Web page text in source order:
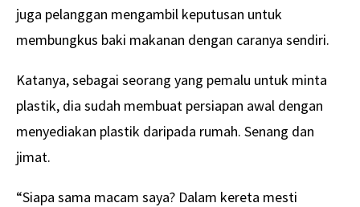
juga pelanggan mengambil keputusan untuk
membungkus baki makanan dengan caranya sendiri.
Katanya, sebagai seorang yang pemalu untuk minta
plastik, dia sudah membuat persiapan awal dengan
menyediakan plastik daripada rumah. Senang dan
jimat.
“Siapa sama macam saya? Dalam kereta mesti